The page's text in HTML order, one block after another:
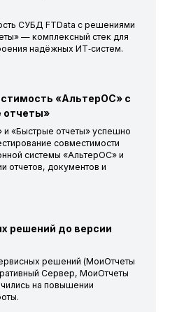
СУБД FTData с решениями
— комплексный стек для
надёжных ИТ‑систем.
«АльтерОС» с
отчеты»
«Быстрые отчеты» успешно
совместимости
системы «АльтерОС» и
отчетов, документов и
решений до версии
решений (МоиОтчеты
Сервер, МоиОтчеты
на повышении